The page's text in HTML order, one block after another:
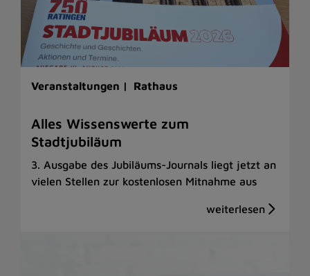
Veranstaltungen | Rathaus
Alles Wissenswerte zum
Stadtjubiläum
3. Ausgabe des Jubiläums-Journals liegt jetzt an
vielen Stellen zur kostenlosen Mitnahme aus